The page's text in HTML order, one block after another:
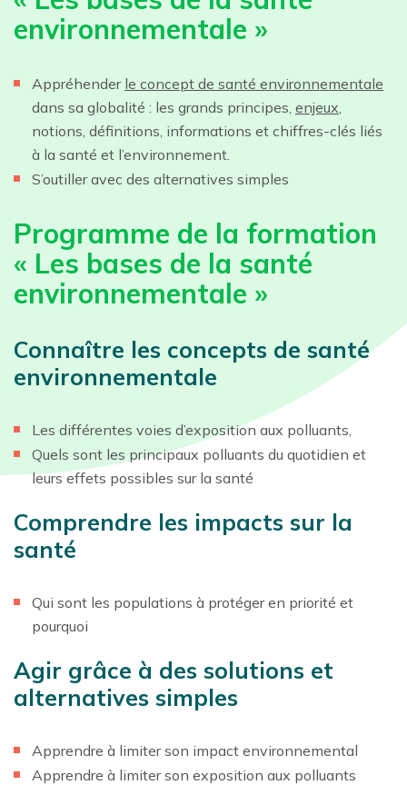
environnementale »
Appréhender le concept de santé environnementale
dans sa globalité : les grands principes, enjeux
notions, définitions, informations et chiffres-clés liés
à la santé et l’environnement.
S’outiller avec des alternatives simples
Programme de la formation
« Les bases de la santé
environnementale »
Connaître les concepts de santé
environnementale
Les différentes voies d’exposition aux polluants,
Quels sont les principaux polluants du quotidien et
leurs effets possibles sur la santé
Comprendre les impacts sur la
santé
Qui sont les populations à protéger en priorité et
pourquoi
Agir grâce à des solutions et
alternatives simples
Apprendre à limiter son impact environnemental
Apprendre à limiter son exposition aux polluants